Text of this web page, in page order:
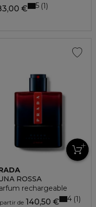
€ 5 1
ROSSA
rechargeable
de140,50 € 4 1